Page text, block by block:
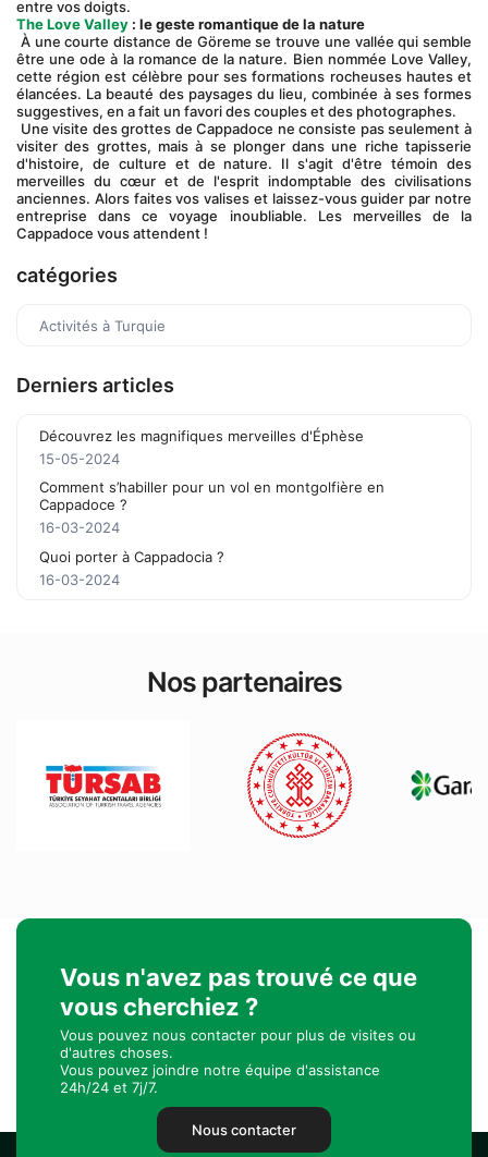
entre vos doigts.
The Love Valley : le geste romantique de la nature
être une ode à la romance de la nature. Bien nommée Love Valley,
cette région est célèbre pour ses formations rocheuses hautes et
élancées. La beauté des paysages du lieu, combinée à ses formes
suggestives, en a fait un favori des couples et des photographes.
visiter des grottes, mais à se plonger dans une riche tapisserie
d'histoire, de culture et de nature. Il s'agit d'être témoin des
merveilles du cœur et de l'esprit indomptable des civilisations
anciennes. Alors faites vos valises et laissez-vous guider par notre
entreprise dans ce voyage inoubliable. Les merveilles de la
Cappadoce vous attendent !
catégories
Activités à Turquie
Derniers articles
Découvrez les magnifiques merveilles d'Éphèse
15-05-2024
Comment s’habiller pour un vol en montgolfière en
Cappadoce ?
16-03-2024
Quoi porter à Cappadocia ?
16-03-2024
Nos partenaires
Vous n'avez pas trouvé ce que
vous cherchiez ?
Vous pouvez nous contacter pour plus de visites ou
d'autres choses.
Vous pouvez joindre notre équipe d'assistance
24h/24 et 7j/7.
Nous contacter